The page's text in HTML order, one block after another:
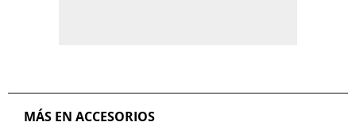
MÁS EN ACCESORIOS